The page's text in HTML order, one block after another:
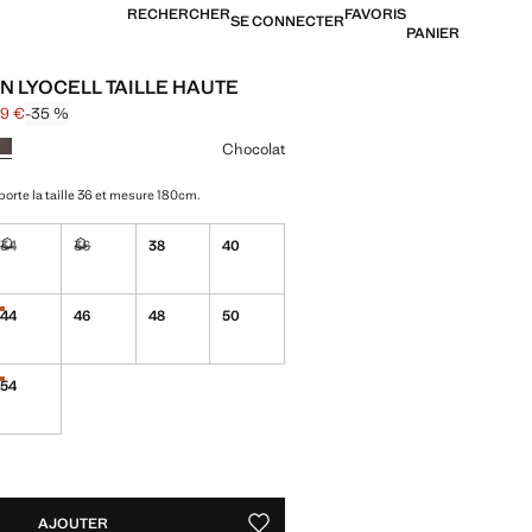
RECHERCHERSE CONNECTERFAVORIS
PANIER
LYOCELL TAILLE HAUTE
[39,99 € ]
€ ]
€-35 %
couleur
Chocolat
la taille 36 et mesure 180cm.
34
Non disponible. Je le veux !
36
Non disponible. Je le veux !
38 40
44
Dernières unités !
46 48 50
54
Dernières unités !
AJOUTER